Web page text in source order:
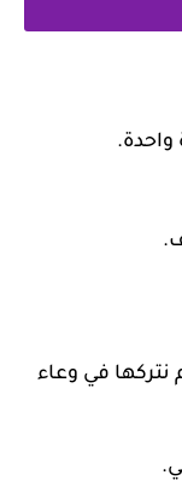
واحدة.
نتركها في وعاء